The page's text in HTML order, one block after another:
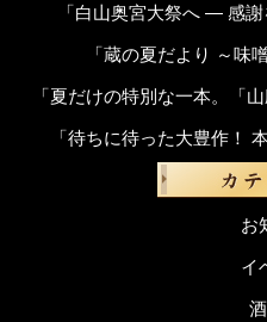
「白山奥宮大祭へ ― 感
「蔵の夏だより ～味
「夏だけの特別な一本。「
「待ちに待った大豊作！
お
イ